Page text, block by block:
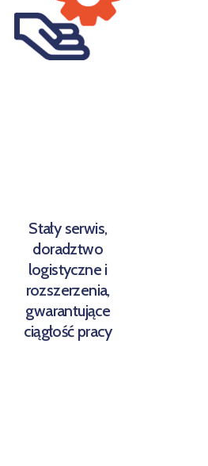
Stały serwis,
doradztwo
logistyczne i
rozszerzenia,
gwarantujące
ciągłość pracy